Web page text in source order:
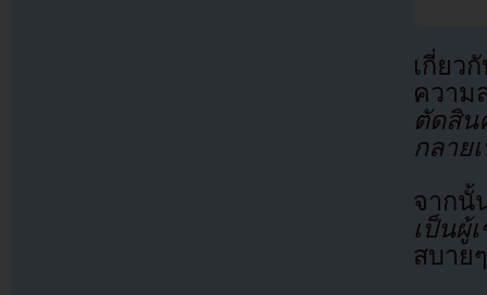
เกี่ยว
ความ
ตัดสิน
กลาย
จาก
เป็นผู้
สบาย